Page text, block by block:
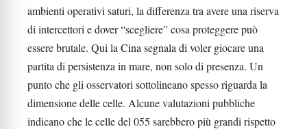
ambienti operativi saturi, la differenza tra avere una riserva
di intercettori e dover “scegliere” cosa proteggere può
essere brutale. Qui la Cina segnala di voler giocare una
partita di persistenza in mare, non solo di presenza. Un
punto che gli osservatori sottolineano spesso riguarda la
dimensione delle celle. Alcune valutazioni pubbliche
indicano che le celle del 055 sarebbero più grandi rispetto